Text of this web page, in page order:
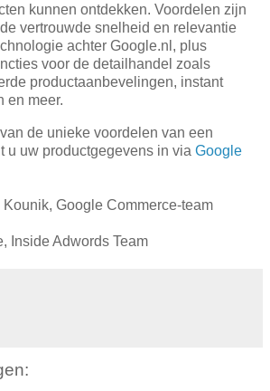
kunnen ontdekken. Voordelen zijn
vertrouwde snelheid en relevantie
achter Google.nl, plus
voor de detailhandel zoals
productaanbevelingen, instant
en meer.
de unieke voordelen van een
u uw productgegevens in via Google
Google Commerce-team
Inside Adwords Team